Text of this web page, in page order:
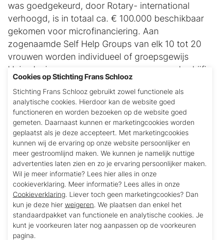
was goedgekeurd, door Rotary- international
verhoogd, is in totaal ca. € 100.000 beschikbaar
gekomen voor microfinanciering. Aan
zogenaamde Self Help Groups van elk 10 tot 20
vrouwen worden individueel of groepsgewijs
kleine leningen gegeven, waarmee ze een bedrijfje
kunnen opstarten. Vooraf worden ze getraind en
voorgelicht, waarvoor de helft van het totale
bedrag voor het project beschikbaar is.
De lening moeten de vrouwen met rente in
termijnen binnen 1 jaar terugbetalen.
Daarna kunnen met hetzelfde geld weer andere
vrouwen geholpen worden. Het project verloopt
succesvol en is in 2022 omgevormd tot een
volksbank.
In 2018 hebben wij de beschikbare financiering
kunnen uitbreiden. In 2023 is een grote uitbreiding
Cookies op Stichting Frans Schlooz
Stichting Frans Schlooz gebruikt zowel functionele als
analytische cookies. Hierdoor kan de website goed
functioneren en worden bezoeken op de website goed
gemeten. Daarnaast kunnen er marketingcookies worden
geplaatst als je deze accepteert. Met marketingcookies
kunnen wij de ervaring op onze website persoonlijker en
meer gestroomlijnd maken. We kunnen je namelijk nuttige
advertenties laten zien en zo je ervaring persoonlijker maken.
Wil je meer informatie? Lees hier alles in onze
cookieverklaring. Meer informatie? Lees alles in onze
Cookieverklaring. Liever toch geen marketingcookies? Dan
kun je deze hier weigeren. We plaatsen dan enkel het
standaardpakket van functionele en analytische cookies. Je
kunt je voorkeuren later nog aanpassen op de voorkeuren
pagina.